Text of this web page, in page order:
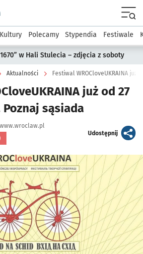
podserwis: Kultura
Polecamy Stypendia Festiwale
w Hali Stulecia – zdjęcia z soboty
Aktualności Festiwal WROCloveUKRAINA już
już od 27
sąsiada
Udostępnijartykuł